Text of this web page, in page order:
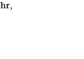
,